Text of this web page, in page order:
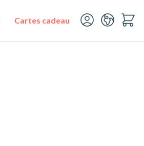
Cartes cadeau